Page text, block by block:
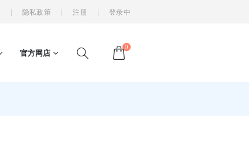
隐私政策 注册 登录中
官方网店
0